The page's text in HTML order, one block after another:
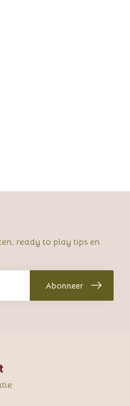
ready to play tips en
Abonneer